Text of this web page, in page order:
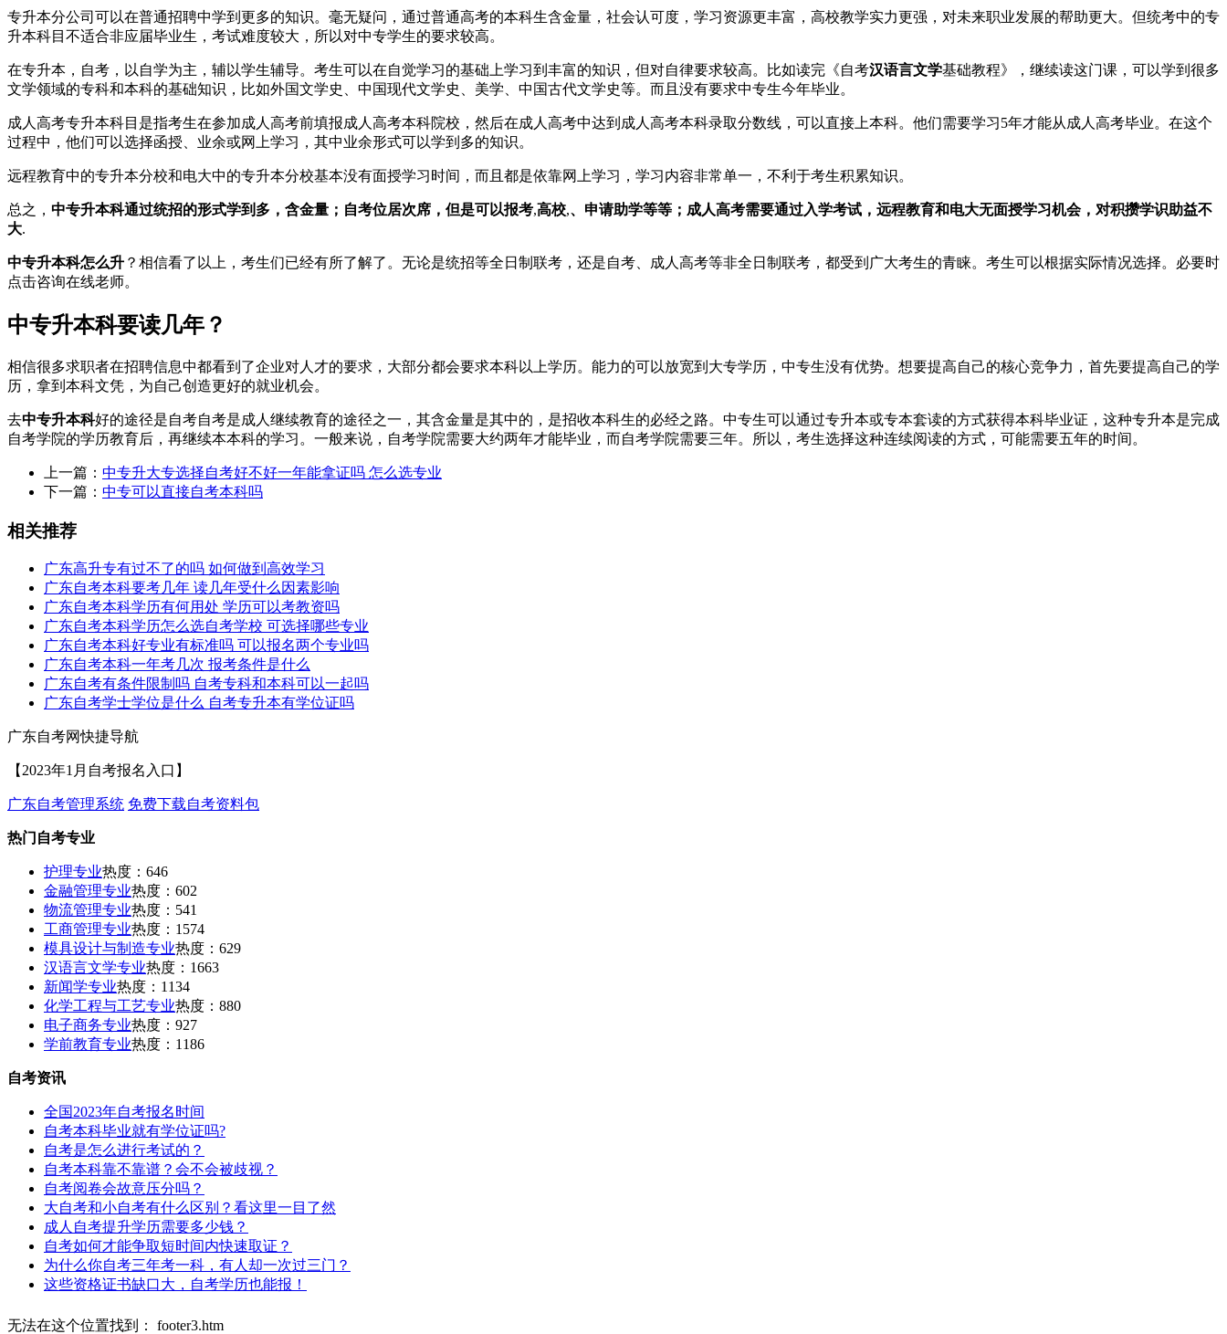
专升本分公司可以在普通招聘中学到更多的知识。毫无疑问，通过普通高考的本科生含金量，社会认可度，学习资源更丰富，高校教学实力更强，对未来职业发展的帮助更大。但统考中的专
升本科目不适合非应届毕业生，考试难度较大，所以对中专学生的要求较高。
在专升本，自考，以自学为主，辅以学生辅导。考生可以在自觉学习的基础上学习到丰富的知识，但对自律要求较高。比如读完《自考汉语言文学基础教程》，继续读这门课，可以学到很多
文学领域的专科和本科的基础知识，比如外国文学史、中国现代文学史、美学、中国古代文学史等。而且没有要求中专生今年毕业。
成人高考专升本科目是指考生在参加成人高考前填报成人高考本科院校，然后在成人高考中达到成人高考本科录取分数线，可以直接上本科。他们需要学习5年才能从成人高考毕业。在这个
过程中，他们可以选择函授、业余或网上学习，其中业余形式可以学到多的知识。
远程教育中的专升本分校和电大中的专升本分校基本没有面授学习时间，而且都是依靠网上学习，学习内容非常单一，不利于考生积累知识。
总之， 中专升本科通过统招的形式学到多，含金量；自考位居次席，但是可以报考,高校,、申请助学等等；成人高考需要通过入学考试，远程教育和电大无面授学习机会，对积攒学识助益不
大.
中专升本科怎么升 ？相信看了以上，考生们已经有所了解了。无论是统招等全日制联考，还是自考、成人高考等非全日制联考，都受到广大考生的青睐。考生可以根据实际情况选择。必要时
点击咨询在线老师。
中专升本科要读几年？
相信很多求职者在招聘信息中都看到了企业对人才的要求，大部分都会要求本科以上学历。能力的可以放宽到大专学历，中专生没有优势。想要提高自己的核心竞争力，首先要提高自己的学
历，拿到本科文凭，为自己创造更好的就业机会。
去中专升本科好的途径是自考自考是成人继续教育的途径之一，其含金量是其中的，是招收本科生的必经之路。中专生可以通过专升本或专本套读的方式获得本科毕业证，这种专升本是完成
自考学院的学历教育后，再继续本本科的学习。一般来说，自考学院需要大约两年才能毕业，而自考学院需要三年。所以，考生选择这种连续阅读的方式，可能需要五年的时间。
上一篇： 中专升大专选择自考好不好一年能拿证吗 怎么选专业
下一篇： 中专可以直接自考本科吗
相关推荐
广东高升专有过不了的吗 如何做到高效学习
广东自考本科要考几年 读几年受什么因素影响
广东自考本科学历有何用处 学历可以考教资吗
广东自考本科学历怎么选自考学校 可选择哪些专业
广东自考本科好专业有标准吗 可以报名两个专业吗
广东自考本科一年考几次 报考条件是什么
广东自考有条件限制吗 自考专科和本科可以一起吗
广东自考学士学位是什么 自考专升本有学位证吗
广东自考网快捷导航
【2023年1月自考报名入口】
广东自考管理系统 免费下载自考资料包
热门自考专业
护理专业热度：646
金融管理专业热度：602
物流管理专业热度：541
工商管理专业热度：1574
模具设计与制造专业热度：629
汉语言文学专业热度：1663
新闻学专业热度：1134
化学工程与工艺专业热度：880
电子商务专业热度：927
学前教育专业热度：1186
自考资讯
全国2023年自考报名时间
自考本科毕业就有学位证吗?
自考是怎么进行考试的？
自考本科靠不靠谱？会不会被歧视？
自考阅卷会故意压分吗？
大自考和小自考有什么区别？看这里一目了然
成人自考提升学历需要多少钱？
自考如何才能争取短时间内快速取证？
为什么你自考三年考一科，有人却一次过三门？
这些资格证书缺口大，自考学历也能报！
无法在这个位置找到： footer3.htm